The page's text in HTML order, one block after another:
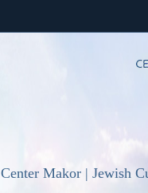
Center Makor | Jewish